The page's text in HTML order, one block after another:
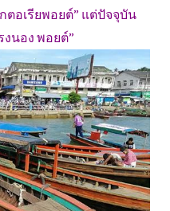
ตอเรียพอยต์” แต่ปัจจุบัน
งนอง พอยต์”